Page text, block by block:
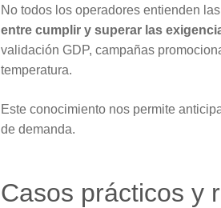
No todos los operadores entienden
entre cumplir y superar las
validación GDP, campañas
temperatura.
Este conocimiento nos permite
de demanda.
Casos prácticos y